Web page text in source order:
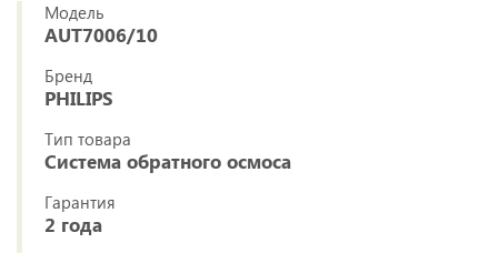
Модель
AUT7006/10
Бренд
PHILIPS
Тип товара
Система обратного осмоса
Гарантия
2 года